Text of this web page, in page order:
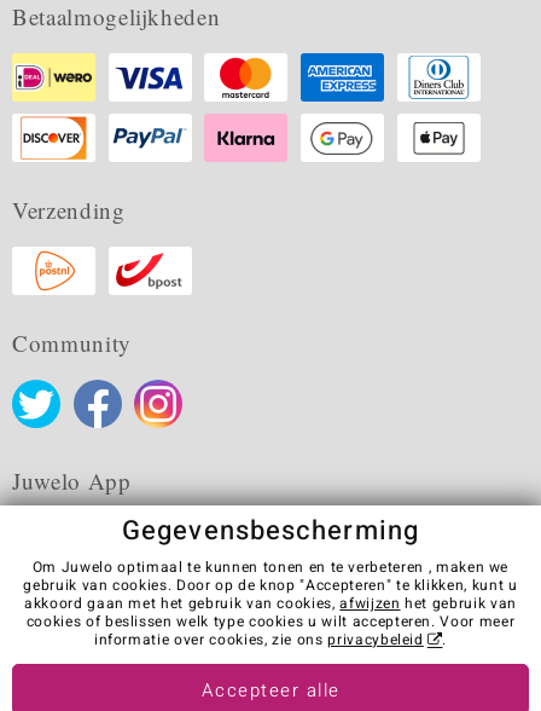
Betaalmogelijkheden
Verzending
Community
Juwelo App
Algemene verkoopvoorwaarden Privacybeleid
Cookies
Colofon
Contact
Contract herroepen
Visit our stores in other countries:
Gegevensbescherming
Om Juwelo optimaal te kunnen tonen en te verbeteren , maken we
gebruik van cookies. Door op de knop "Accepteren" te klikken, kunt u
akkoord gaan met het gebruik van cookies,afwijzen het gebruik van
cookies of beslissen welk type cookies u wilt accepteren. Voor meer
informatie over cookies, zie onsprivacybeleid .
Accepteer alle